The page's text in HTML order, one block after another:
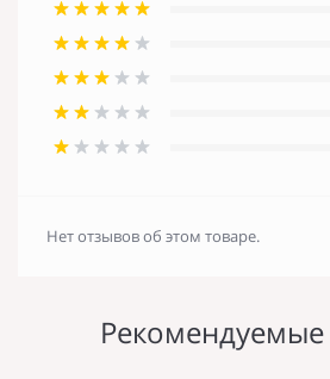
Нет отзывов об этом товаре.